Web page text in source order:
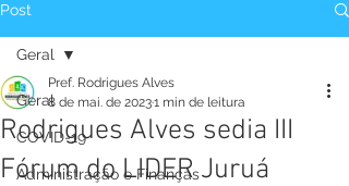
Post
Geral
COVID-19
Administração e Finanças
Geral
Rodrigues Alves sedia III
Fórum do LIDER Juruá
Pref. Rodrigues Alves
8 de mai. de 20231 min de leitura